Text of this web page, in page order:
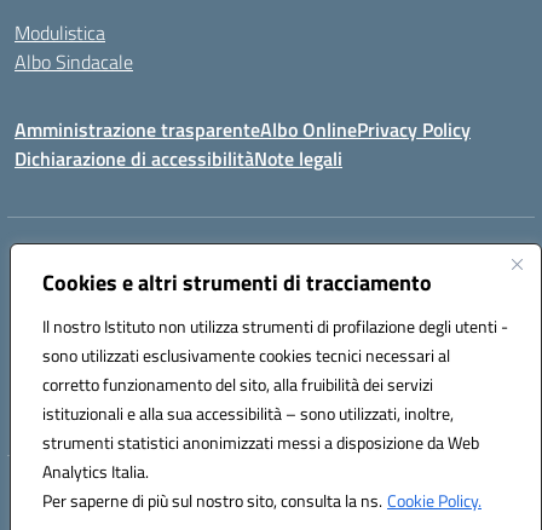
Cookies e altri strumenti di tracciamento
Il nostro Istituto non utilizza strumenti di profilazione degli utenti -
sono utilizzati esclusivamente cookies tecnici necessari al
corretto funzionamento del sito, alla fruibilità dei servizi
istituzionali e alla sua accessibilità – sono utilizzati, inoltre,
strumenti statistici anonimizzati messi a disposizione da Web
Analytics Italia.
Per saperne di più sul nostro sito, consulta la ns.Cookie Policy.
Modulistica
Albo Sindacale
Amministrazione trasparenteAlbo OnlinePrivacy Policy
Dichiarazione di accessibilitàNote legali
Indirizzo:
Centralino:0994722507 Email:TAIC873006@istruzione.it
Codice fiscale: 90279480736
Codice meccanografico:
TAIC873006
Codice unico di fatturazione (CUF): 488XBQ
Hosting & Powered by 3D Solution S.r.l.
Concept & Design by Designers Italia